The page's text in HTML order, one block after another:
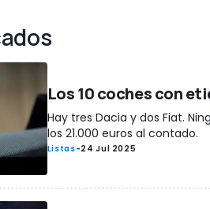
Los 10 coches con
Hay tres Dacia y dos Fiat.
los 21.000 euros al contado.
Listas-24 Jul 2025